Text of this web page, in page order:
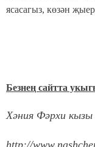
ясасагыз, көзән
Безнең сайтта
Хәния Фәрхи
http://